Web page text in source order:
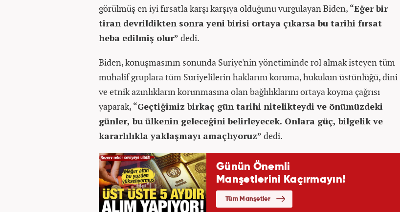
görülmüş en iyi fırsatla karşı karşıya olduğunu vurgulayan Biden, “Eğer bir
tiran devrildikten sonra yeni birisi ortaya çıkarsa bu tarihi fırsat
heba edilmiş olur” dedi.
Biden, konuşmasının sonunda Suriye'nin yönetiminde rol almak isteyen tüm
muhalif gruplara tüm Suriyelilerin haklarını koruma, hukukun üstünlüğü, dini
ve etnik azınlıkların korunmasına olan bağlılıklarını ortaya koyma çağrısı
yaparak, “Geçtiğimiz birkaç gün tarihi nitelikteydi ve önümüzdeki
günler, bu ülkenin geleceğini belirleyecek. Onlara güç, bilgelik ve
kararlılıkla yaklaşmayı amaçlıyoruz” dedi.